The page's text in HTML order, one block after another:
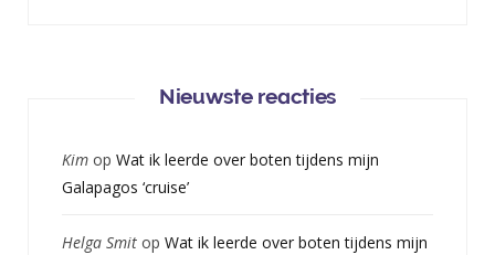
Nieuwste reacties
Kim op Wat ik leerde over boten tijdens mijn
Galapagos ‘cruise’
Helga Smit op Wat ik leerde over boten tijdens mijn